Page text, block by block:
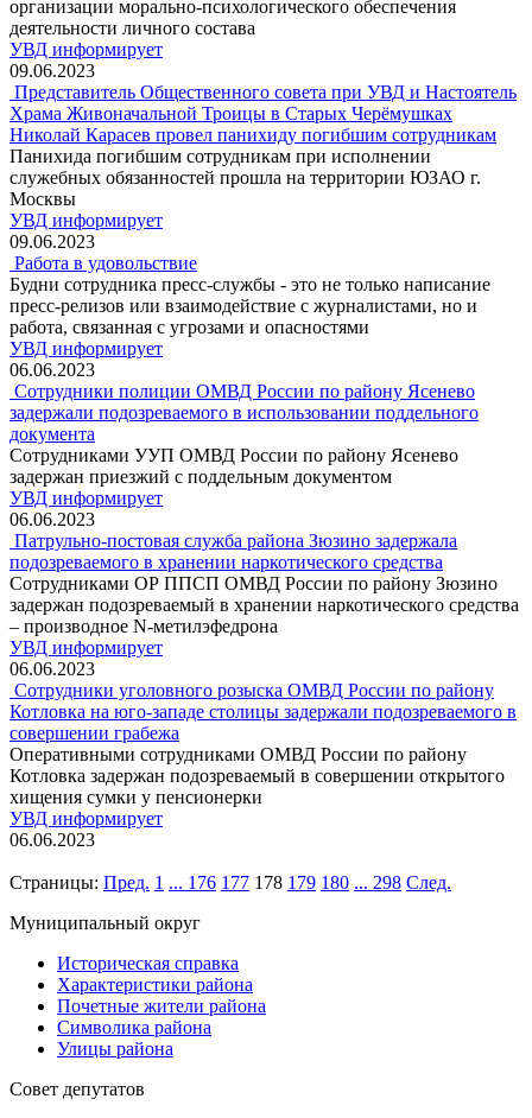
организации морально-психологического обеспечения
деятельности личного состава
УВД информирует
09.06.2023
Представитель Общественного совета при УВД и Настоятель
Храма Живоначальной Троицы в Старых Черёмушках
Николай Карасев провел панихиду погибшим сотрудникам
Панихида погибшим сотрудникам при исполнении
служебных обязанностей прошла на территории ЮЗАО г.
Москвы
УВД информирует
09.06.2023
Работа в удовольствие
Будни сотрудника пресс-службы - это не только написание
пресс-релизов или взаимодействие с журналистами, но и
работа, связанная с угрозами и опасностями
УВД информирует
06.06.2023
Сотрудники полиции ОМВД России по району Ясенево
задержали подозреваемого в использовании поддельного
документа
Сотрудниками УУП ОМВД России по району Ясенево
задержан приезжий с поддельным документом
УВД информирует
06.06.2023
Патрульно-постовая служба района Зюзино задержала
подозреваемого в хранении наркотического средства
Сотрудниками ОР ППСП ОМВД России по району Зюзино
задержан подозреваемый в хранении наркотического средства
– производное N-метилэфедрона
УВД информирует
06.06.2023
Сотрудники уголовного розыска ОМВД России по району
Котловка на юго-западе столицы задержали подозреваемого в
совершении грабежа
Оперативными сотрудниками ОМВД России по району
Котловка задержан подозреваемый в совершении открытого
хищения сумки у пенсионерки
УВД информирует
06.06.2023
Страницы: Пред. 1 ... 176 177 178 179 180 ... 298 След.
Муниципальный округ
Историческая справка
Характеристики района
Почетные жители района
Символика района
Улицы района
Совет депутатов